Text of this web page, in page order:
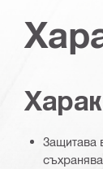
Защитава